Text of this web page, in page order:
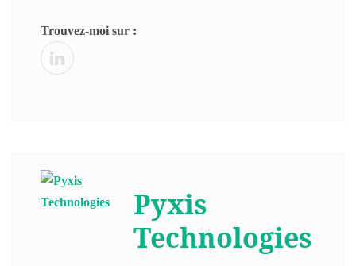
Trouvez-moi sur :
Pyxis
Technologies